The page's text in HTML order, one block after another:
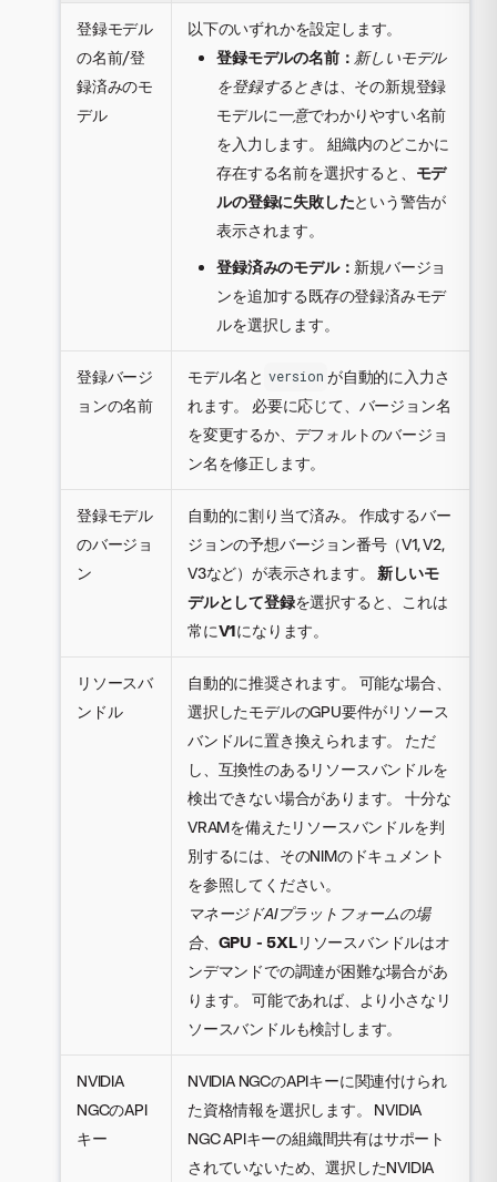
登録モデル
の名前/登
録済みのモ
デル
以下のいずれかを設定します。
登録モデルの名前： 新しいモデル
を登録するときは、その新規登録
モデルに一意でわかりやすい名前
を入力します。 組織内のどこかに
存在する名前を選択すると、 モデ
ルの登録に失敗したという警告が
表示されます。
登録済みのモデル： 新規バージョ
ンを追加する既存の登録済みモデ
ルを選択します。
登録バージ
ョンの名前
モデル名と version が自動的に入力さ
れます。 必要に応じて、バージョン名
を変更するか、デフォルトのバージョ
ン名を修正します。
登録モデル
のバージョ
ン
自動的に割り当て済み。 作成するバー
ジョンの予想バージョン番号（V1, V2,
V3など）が表示されます。 新しいモ
デルとして登録を選択すると、これは
常にV1になります。
リソースバ
ンドル
自動的に推奨されます。 可能な場合、
選択したモデルのGPU要件がリソース
バンドルに置き換えられます。 ただ
し、互換性のあるリソースバンドルを
検出できない場合があります。 十分な
VRAMを備えたリソースバンドルを判
別するには、そのNIMのドキュメント
を参照してください。
マネージドAIプラットフォームの場
合、 GPU - 5XLリソースバンドルはオ
ンデマンドでの調達が困難な場合があ
ります。 可能であれば、より小さなリ
ソースバンドルも検討します。
NVIDIA
NGCのAPI
キー
NVIDIA NGCのAPIキーに関連付けられ
た資格情報を選択します。 NVIDIA
NGC APIキーの組織間共有はサポート
されていないため、選択したNVIDIA